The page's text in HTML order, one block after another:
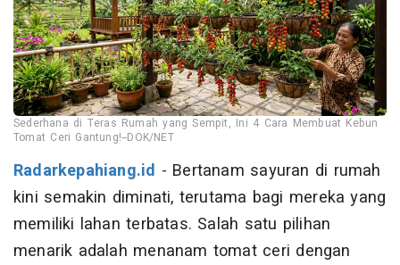
Sederhana di Teras Rumah yang Sempit, Ini 4 Cara Membuat Kebun
Tomat Ceri Gantung!--DOK/NET
Radarkepahiang.id - Bertanam sayuran di rumah
kini semakin diminati, terutama bagi mereka yang
memiliki lahan terbatas. Salah satu pilihan
menarik adalah menanam tomat ceri dengan